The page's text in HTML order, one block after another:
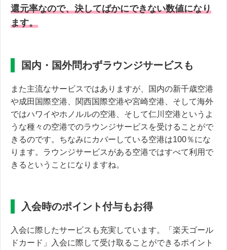
還元率なので、決してばかにできない数値になり
ます。
国内・国外問わずラウンジサービスも
また主流なサービスではありますが、国内の新千歳空港
や成田国際空港、関西国際空港や宮崎空港、そして海外
ではハワイやホノルルの空港、そして仁川空港というよ
うな種々の空港でのラウンジサービスを受けることがで
きるのです。ちなみにカバーしている空港は100％にな
ります。ラウンジサービスがある空港ではすべて利用で
きるということになりますね。
入会時のポイント付与もお得
入会に際したサービスも充実しています。「楽天ゴール
ドカード」入会に際して受け取ることができるポイント